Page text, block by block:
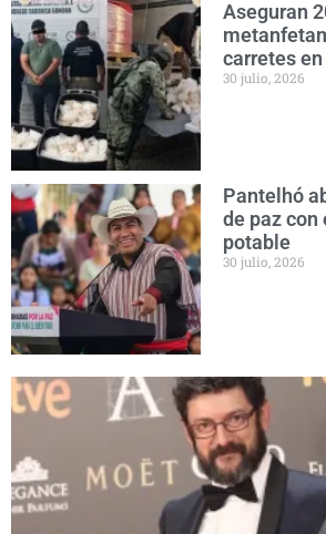
Aseguran
carretes
30 julio, 2026
Pantelhó
de paz con
potable
30 julio, 2026